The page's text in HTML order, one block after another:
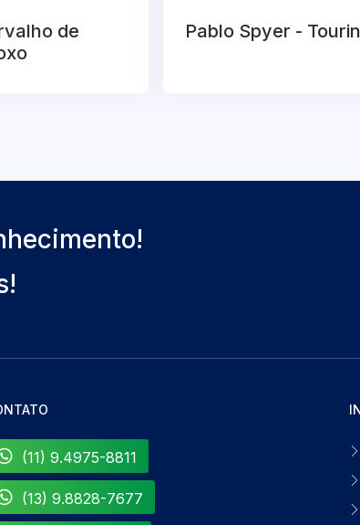
de
Pablo Spyer -
(11) 9.4975-8811
(13) 9.8828-7677